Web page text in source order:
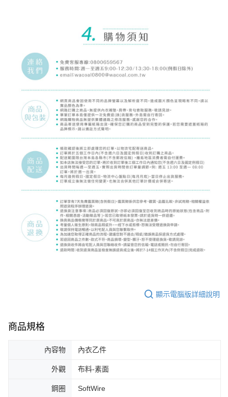
顯示電腦版詳細說明
商品規格
內容物 內衣乙件
外觀 布料-素面
鋼圈 SoftWire